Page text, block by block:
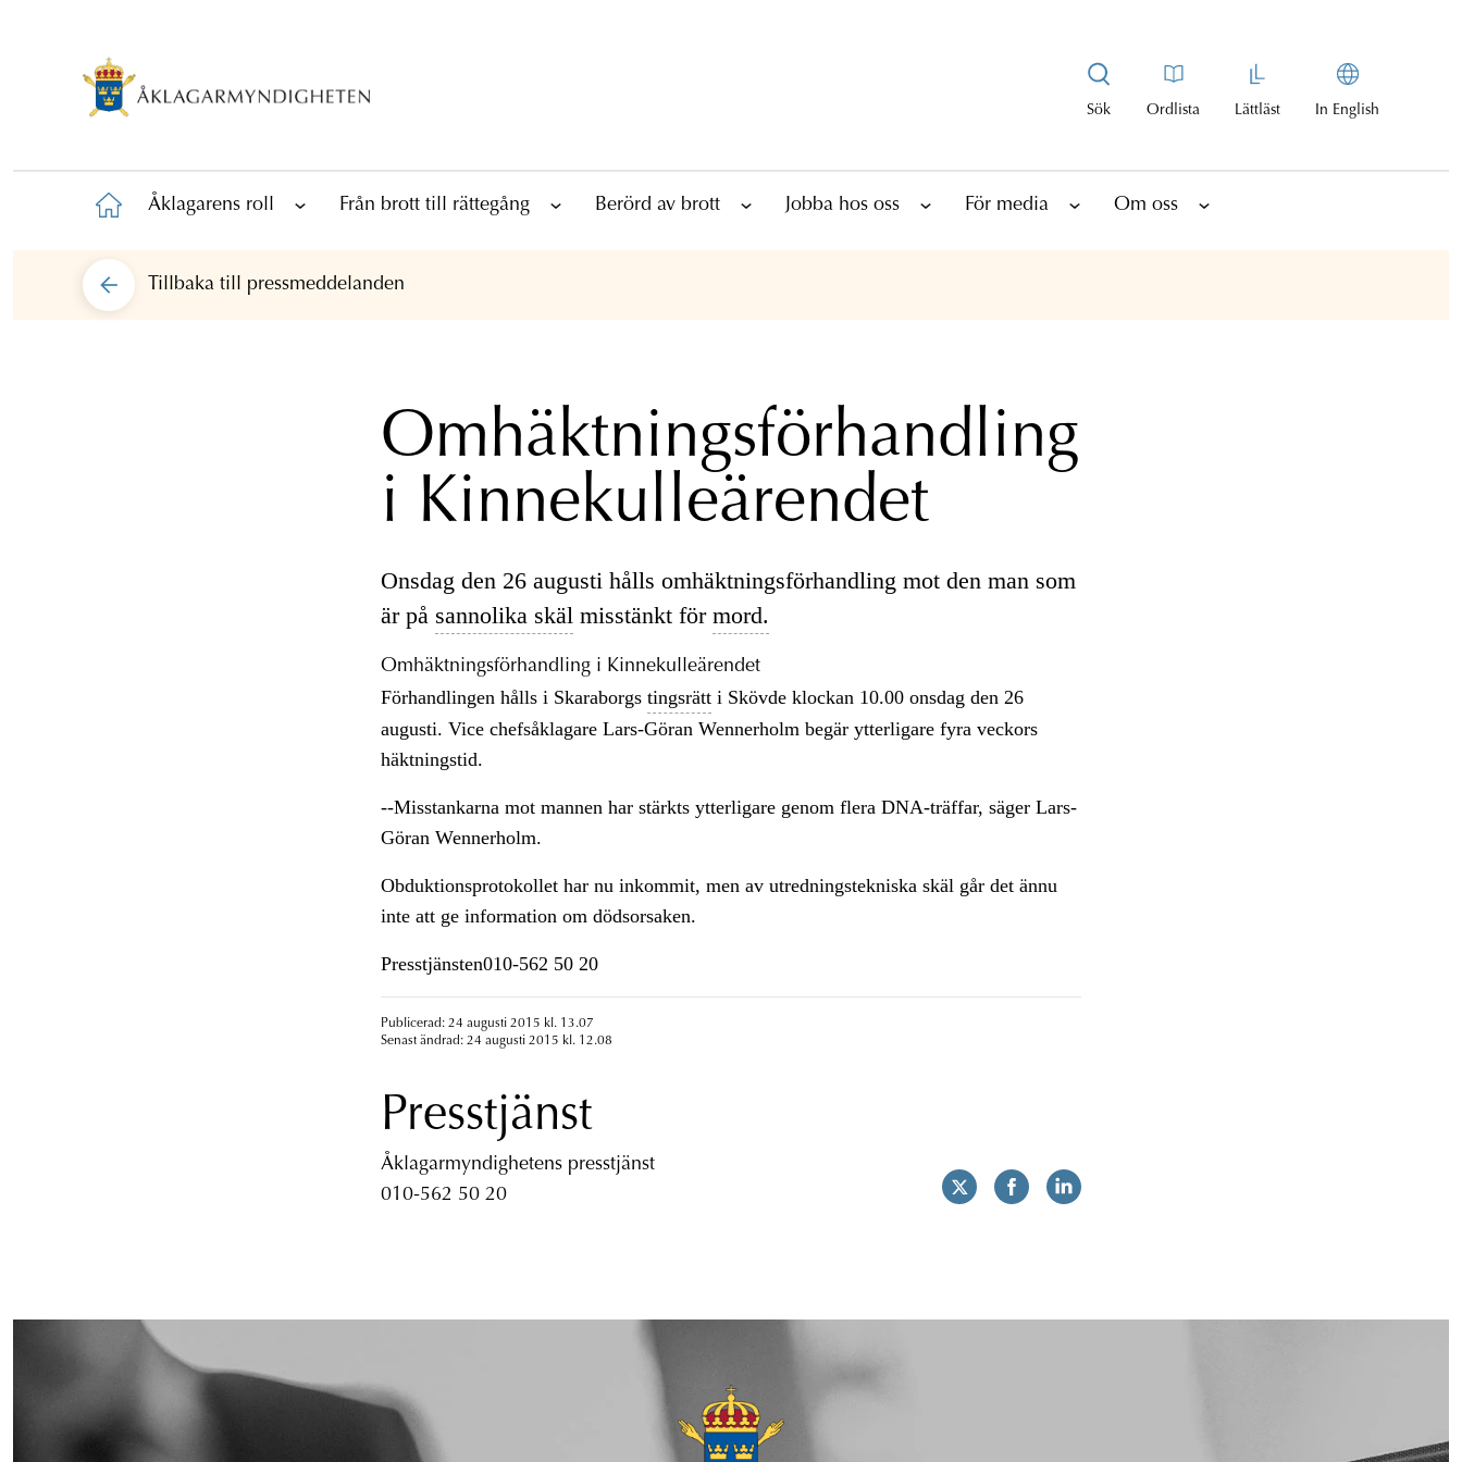
Sök Ordlista Lättläst In English
Åklagarens roll Från brott till rättegång Berörd av brott Jobba hos oss För media Om oss
Tillbaka till pressmeddelanden
Omhäktningsförhandling
i Kinnekulleärendet
Onsdag den 26 augusti hålls omhäktningsförhandling mot den man som
är på sannolika skäl misstänkt för mord.
Omhäktningsförhandling i Kinnekulleärendet
Förhandlingen hålls i Skaraborgs tingsrätti Skövde klockan 10.00 onsdag den 26
augusti. Vice chefsåklagare Lars-Göran Wennerholm begär ytterligare fyra veckors
häktningstid.
--Misstankarna mot mannen har stärkts ytterligare genom flera DNA-träffar, säger Lars-
Göran Wennerholm.
Obduktionsprotokollet har nu inkommit, men av utredningstekniska skäl går det ännu
inte att ge information om dödsorsaken.
Presstjänsten010-562 50 20
Publicerad: 24 augusti 2015 kl. 13.07
Senast ändrad: 24 augusti 2015 kl. 12.08
Presstjänst
Åklagarmyndighetens presstjänst
010-562 50 20